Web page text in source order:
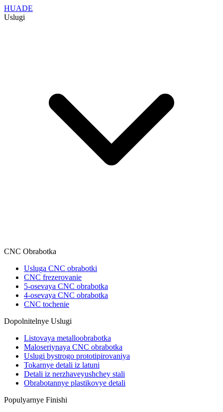
HUADE
Uslugi
CNC Obrabotka
Usluga CNC obrabotki
CNC frezerovanie
5-osevaya CNC obrabotka
4-osevaya CNC obrabotka
CNC tochenie
Dopolnitelnye Uslugi
Listovaya metalloobrabotka
Maloseriynaya CNC obrabotka
Uslugi bystrogo prototipirovaniya
Tokarnye detali iz latuni
Detali iz nerzhaveyushchey stali
Obrabotannye plastikovye detali
Populyarnye Finishi